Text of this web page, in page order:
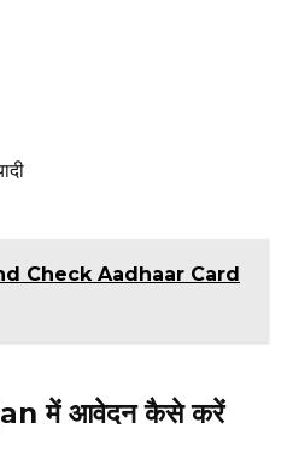
Check Aadhaar Card
में आवेदन कैसे करें